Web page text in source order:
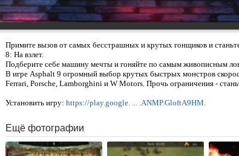
Примите вызов от самых бесстрашных и крутых гонщиков и
8: На взлет.
Подберите себе машину мечты и гоняйте по самым живописным
В игре Asphalt 9 огромный выбор крутых быстрых монстров
Ferrari, Porsche, Lamborghini и W Motors. Прочь ограничения -
Установить игру: https://play.google. ... .ANMP.GloftA9HM.
Ещё фотографии